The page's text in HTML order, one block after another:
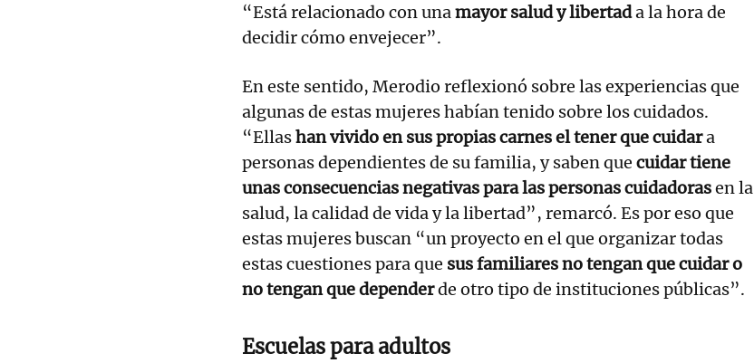
“Está relacionado con unamayor salud y libertada la hora de
decidir cómo envejecer”.
En este sentido, Merodio reflexionó sobre las experiencias que
algunas de estas mujeres habían tenido sobre los cuidados.
“Ellashan vivido en sus propias carnes el tener que cuidara
personas dependientes de su familia, y saben que cuidar tiene
unas consecuencias negativas para las personas cuidadorasen la
salud, la calidad de vida y la libertad”, remarcó. Es por eso que
estas mujeres buscan “un proyecto en el que organizar todas
estas cuestiones para que sus familiares no tengan que cuidar o
no tengan que dependerde otro tipo de instituciones públicas”.
Escuelas para adultos